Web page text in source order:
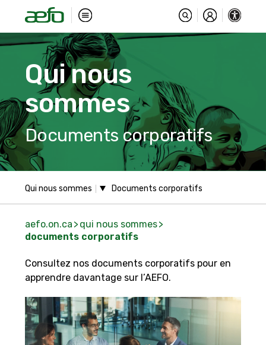
Qui nous
sommes
Documents corporatifs
Qui nous sommes
aefo.on.ca
qui nous sommes
documents corporatifs
Consultez nos documents corporatifs pour en
apprendre davantage sur l’AEFO.